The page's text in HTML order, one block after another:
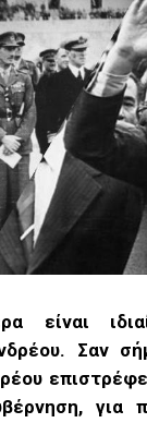
είναι
Σαν